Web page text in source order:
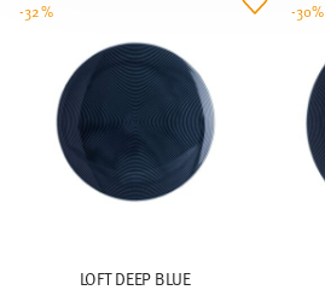
LOFT DEEP BLUE
-32% -30%